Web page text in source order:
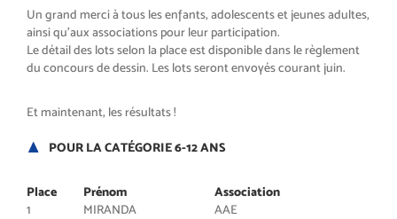
Un grand merci à tous les enfants, adolescents et jeunes adultes,
ainsi qu’aux associations pour leur participation.
Le détail des lots selon la place est disponible dans le règlement
du concours de dessin. Les lots seront envoyés courant juin.
Et maintenant, les résultats !
POUR LA CATÉGORIE 6-12 ANS
Place Prénom
Association
1
MIRANDA
AAE